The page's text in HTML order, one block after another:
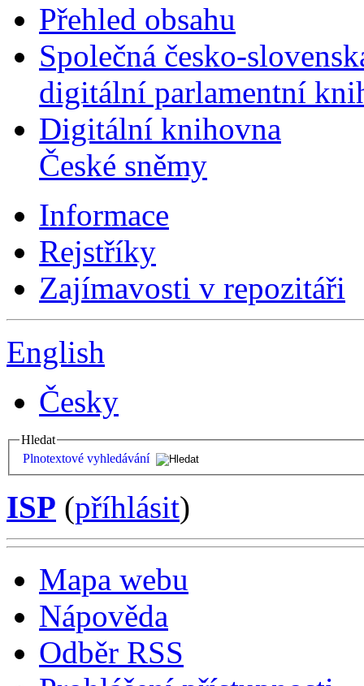
Přehled obsahu
Společná česko-
digitální parlamentní
Digitální knihovna
České sněmy
Informace
Rejstříky
Zajímavosti v repozitáři
English
Česky
Hledat
Plnotextové vyhledávání
ISP (příhlásit)
Mapa webu
Nápověda
Odběr RSS